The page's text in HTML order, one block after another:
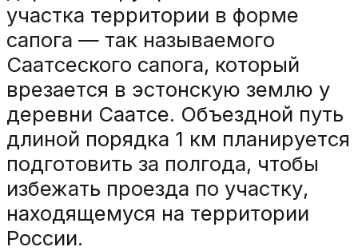
участка территории в форме
сапога — так называемого
Саатсеского сапога, который
врезается в эстонскую землю у
деревни Саатсе. Объездной путь
длиной порядка 1 км планируется
подготовить за полгода, чтобы
избежать проезда по участку,
находящемуся на территории
России.